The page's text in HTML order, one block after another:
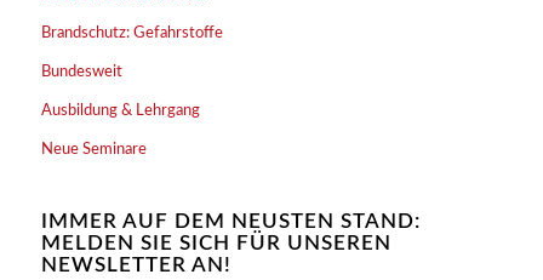
Brandschutz: Gefahrstoffe
Bundesweit
Ausbildung & Lehrgang
Neue Seminare
IMMER AUF DEM NEUSTEN STAND:
MELDEN SIE SICH FÜR UNSEREN
NEWSLETTER AN!